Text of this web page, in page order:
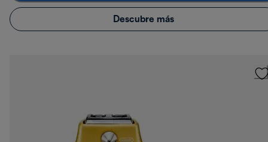
Descubre más